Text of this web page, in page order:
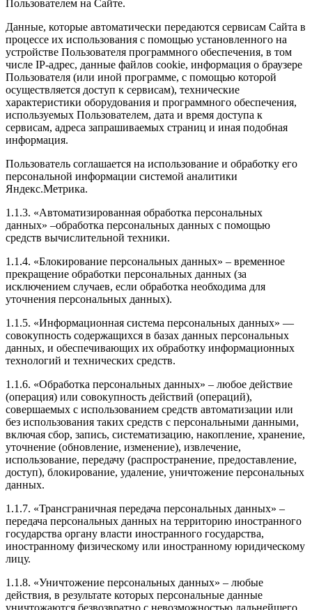
Пользователем на Сайте.
Данные, которые автоматически передаются сервисам Сайта в
процессе их использования с помощью установленного на
устройстве Пользователя программного обеспечения, в том
числе IP-адрес, данные файлов cookie, информация о браузере
Пользователя (или иной программе, с помощью которой
осуществляется доступ к сервисам), технические
характеристики оборудования и программного обеспечения,
используемых Пользователем, дата и время доступа к
сервисам, адреса запрашиваемых страниц и иная подобная
информация.
Пользователь соглашается на использование и обработку его
персональной информации системой аналитики
Яндекс.Метрика.
1.1.3. «Автоматизированная обработка персональных
данных» –обработка персональных данных с помощью
средств вычислительной техники.
1.1.4. «Блокирование персональных данных» – временное
прекращение обработки персональных данных (за
исключением случаев, если обработка необходима для
уточнения персональных данных).
1.1.5. «Информационная система персональных данных» —
совокупность содержащихся в базах данных персональных
данных, и обеспечивающих их обработку информационных
технологий и технических средств.
1.1.6. «Обработка персональных данных» – любое действие
(операция) или совокупность действий (операций),
совершаемых с использованием средств автоматизации или
без использования таких средств с персональными данными,
включая сбор, запись, систематизацию, накопление, хранение,
уточнение (обновление, изменение), извлечение,
использование, передачу (распространение, предоставление,
доступ), блокирование, удаление, уничтожение персональных
данных.
1.1.7. «Трансграничная передача персональных данных» –
передача персональных данных на территорию иностранного
государства органу власти иностранного государства,
иностранному физическому или иностранному юридическому
лицу.
1.1.8. «Уничтожение персональных данных» – любые
действия, в результате которых персональные данные
уничтожаются безвозвратно с невозможностью дальнейшего